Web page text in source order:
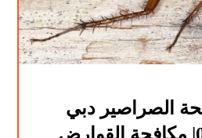
الصراصير دبي